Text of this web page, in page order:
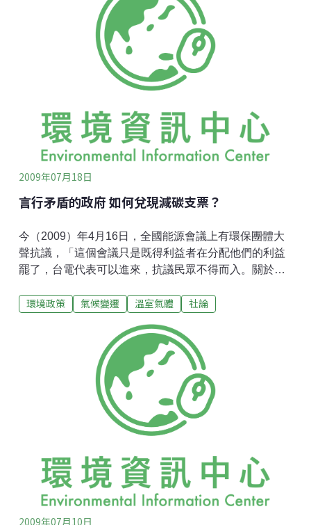
不明不白存在著，未來會議結論如何追蹤？又要如何落
實？環保署有必要給個交代。非法的專家、取代合法的
環評委員？依環保署的說法，專家會議舉辦的用意是，
當環評審查會出現一些爭議性問題必須釐清時就可舉行
專家會議，例如中科四期二林園區，關於廢汙水對養殖
漁業影響、廢水該排放到那才能減輕危害，各方各說各
清，結論再併到環評專案小組審查中。但問題是，環評
法授權環評委員的任務不就是針對爭議、釐清爭議？何
勞什麼專家會議來取代環評委員功能？
2009年07月18日
言行矛盾的政府 如何兌現減碳支票？
今（2009）年4月16日，全國能源會議上有環保團體大
聲抗議，「這個會議只是既得利益者在分配他們的利益
罷了，台電代表可以進來，抗議民眾不得而入。關於排
本是屁，屁！」。言猶在耳，環保署在7月10日一場審
乎呼應了環保團體所憂心的──政府在節能減碳上的作為
言行不一、前後矛盾，幾乎已到了「人格分裂」的一
面。 製表：地球公民協會台電規劃在未來的16年內，陸
續興建15座80萬瓩的燃煤機組，使全台灣燃煤電廠總裝
置容量擴增1,080萬瓩。針對這些統計數字，台電並沒有
明確說明目前台灣用電量情況以及為何需要擴增電力設
備。這些燃煤機組預估將排出6千萬噸的二氧化碳。針對
這些大量排放的二氧化碳，台電擬出幾項應對方案，包
括「增加天然氣使用量」、「核能一、二、三廠延
役」，以及「發展再生能源」。增加天然氣無疑是讓能
源進口比例高
環境政策 氣候變遷 溫室氣體 社論
2009年07月10日